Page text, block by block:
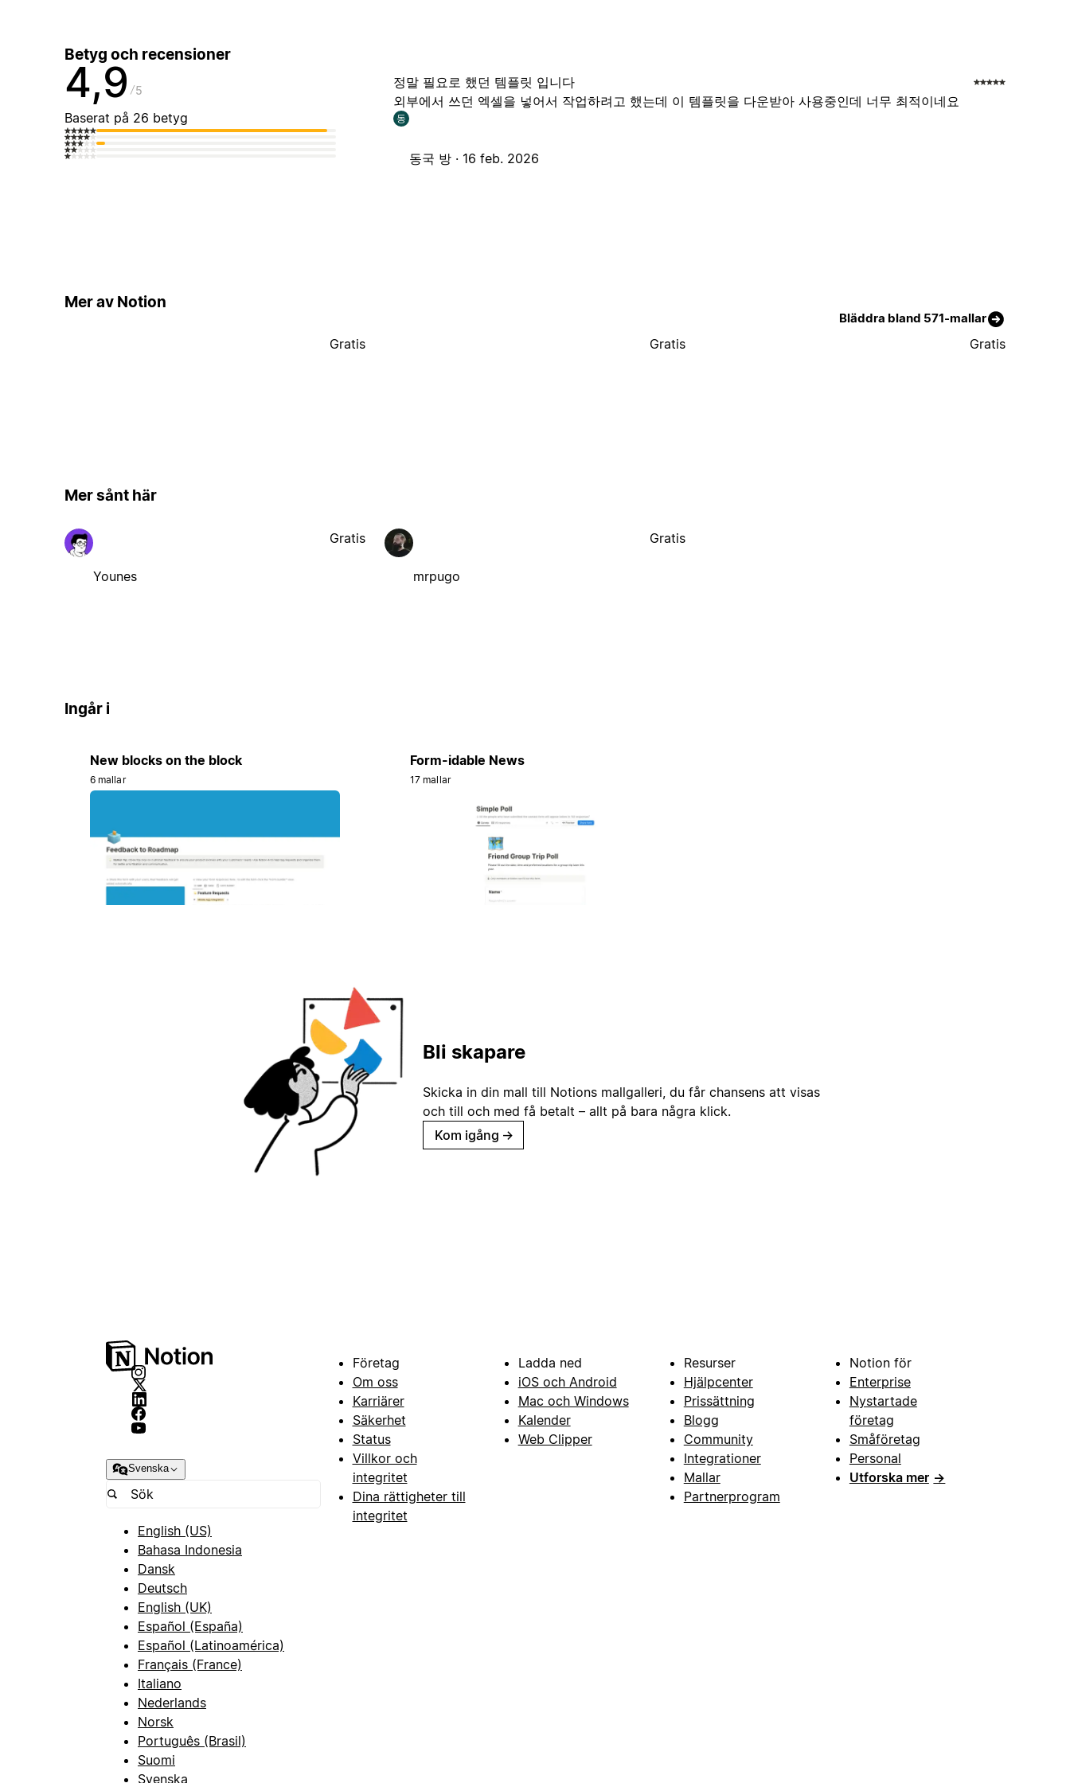
Betyg och recensioner
4,9 5
Baserat på 26 betyg
정말 필요로 했던 템플릿 입니다
외부에서 쓰던 엑셀을 넣어서 작업하려고 했는데 이 템플릿을 다운받아 사용중인데 너무 최적이네요
동
동국 방 · 16 feb. 2026
Mer av Notion
Bläddra bland 571-mallar
Gratis Gratis Gratis
Mer sånt här
Younes
Gratis
mrpugo
Gratis
Ingår i
New blocks on the block
6 mallar
Form-idable News
17 mallar
Bli skapare
Skicka in din mall till Notions mallgalleri, du får chansens att visas
och till och med få betalt – allt på bara några klick.
Kom igång →
Svenska
English (US)
Bahasa Indonesia
Dansk
Deutsch
English (UK)
Español (España)
Español (Latinoamérica)
Français (France)
Italiano
Nederlands
Norsk
Português (Brasil)
Suomi
Svenska
Företag
Om oss
Karriärer
Säkerhet
Status
Villkor och
integritet
Dina rättigheter till
integritet
Ladda ned
iOS och Android
Mac och Windows
Kalender
Web Clipper
Resurser
Hjälpcenter
Prissättning
Blogg
Community
Integrationer
Mallar
Partnerprogram
Notion för
Enterprise
Nystartade
företag
Småföretag
Personal
Utforska mer →